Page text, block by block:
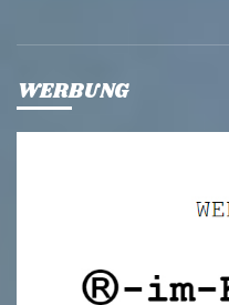
WERBUNG